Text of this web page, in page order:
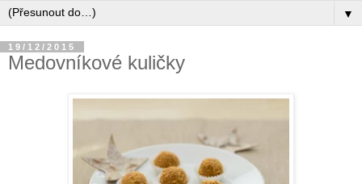
▼
19/12/2015
Medovníkové kuličky